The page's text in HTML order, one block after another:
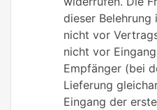
dieser
nicht vor
nicht vor
Empfänger (bei
Lieferung
Eingang der